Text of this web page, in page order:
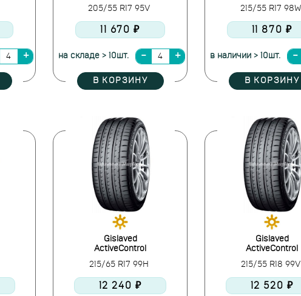
205/55 R17 95V
11 670 ₽
на складе > 10шт.
В КОРЗИНУ
215/55 R17 98W
11 870 ₽
в наличии > 10шт.
В КОРЗИНУ
Gislaved
ActiveControl
215/65 R17 99H
12 240 ₽
Gislaved
ActiveControl
215/55 R18 99V
12 520 ₽